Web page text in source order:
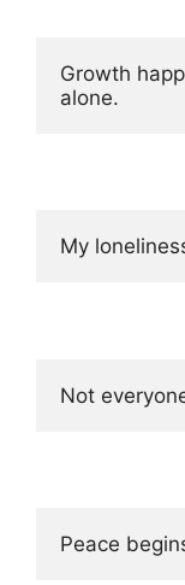
Growth
alone.
My
Not
Peace